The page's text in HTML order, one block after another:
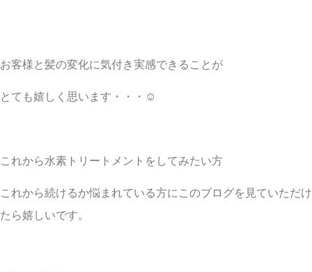
お客様と髪の変化に気付き実感できることが
とても嬉しく思います・・・☺︎
これから水素トリートメントをしてみたい方
これから続けるか悩まれている方にこのブログを見ていただけ
たら嬉しいです。